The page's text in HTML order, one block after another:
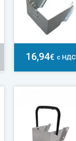
16,94€ с НДС